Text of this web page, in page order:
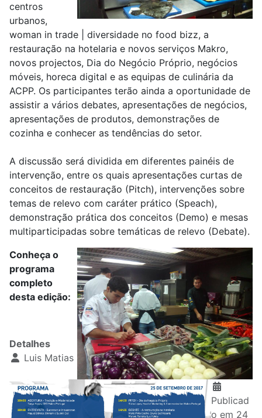
centros
urbanos,
woman in trade | diversidade no food bizz, a
restauração na hotelaria e novos serviços Makro,
novos projectos, Dia do Negócio Próprio, negócios
móveis, horeca digital e as equipas de culinária da
ACPP. Os participantes terão ainda a oportunidade de
assistir a vários debates, apresentações de negócios,
apresentações de produtos, demonstrações de
cozinha e conhecer as tendências do setor.
A discussão será dividida em diferentes painéis de
intervenção, entre os quais apresentações curtas de
conceitos de restauração (Pitch), intervenções sobre
temas de relevo com caráter prático (Speach),
demonstração prática dos conceitos (Demo) e mesas
multiparticipadas sobre temáticas de relevo (Debate).
Conheça o
programa
completo
desta edição:
Detalhes
Luis Matias
Publicad
o em 24